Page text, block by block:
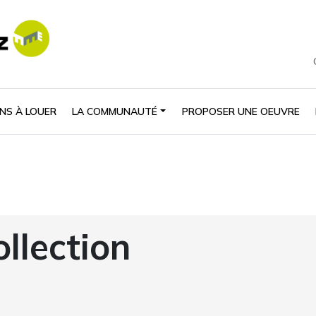
À LOUER LA COMMUNAUTÉ PROPOSER UNE OEUVRE